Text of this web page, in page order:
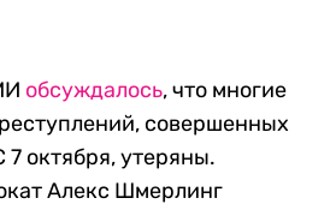
обсуждалось, что многие
совершенных
октября, утеряны.
Алекс Шмерлинг